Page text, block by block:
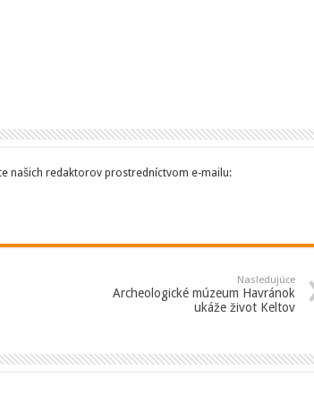
našich redaktorov prostredníctvom e-mailu:
Nasledujúce
Archeologické múzeum Havránok
ukáže život Keltov